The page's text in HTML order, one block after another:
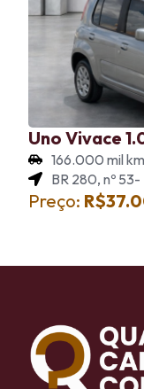
Uno Vivace
166.000 mil km
BR 280, nº
Preço: